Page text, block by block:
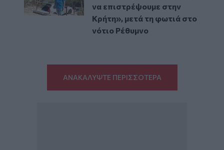
να επιστρέψουμε στην
Κρήτη», μετά τη φωτιά στο
νότιο Ρέθυμνο
ΑΝΑΚΑΛΥΨΤΕ ΠΕΡΙΣΣΟΤΕΡΑ